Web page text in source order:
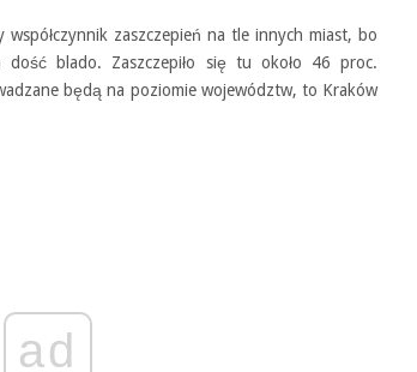
zaszczepień na tle innych miast, bo
blado. Zaszczepiło się tu około 46 proc.
będą na poziomie województw, to Kraków
ad